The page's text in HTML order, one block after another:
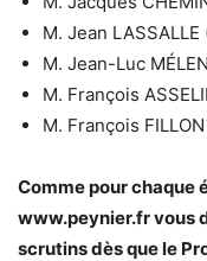
M. Jean
M. Jean-Luc
M. François
M. François
Comme pour chaque
www.peynier.fr vous
scrutins dès que le